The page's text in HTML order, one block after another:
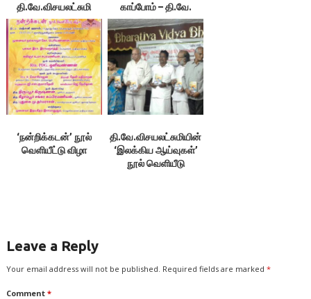
தி.வே.விசயலட்சுமி
காப்போம் – தி.வே.
விசயலட்சுமி
‘நன்றிக்கடன்’ நூல்
வெளியீட்டு விழா
தி.வே.விசயலட்சுமியின்
‘இலக்கிய ஆய்வுகள்’
நூல் ‌வெளியீடு
Leave a Reply
Your email address will not be published. Required fields are marked *
Comment *